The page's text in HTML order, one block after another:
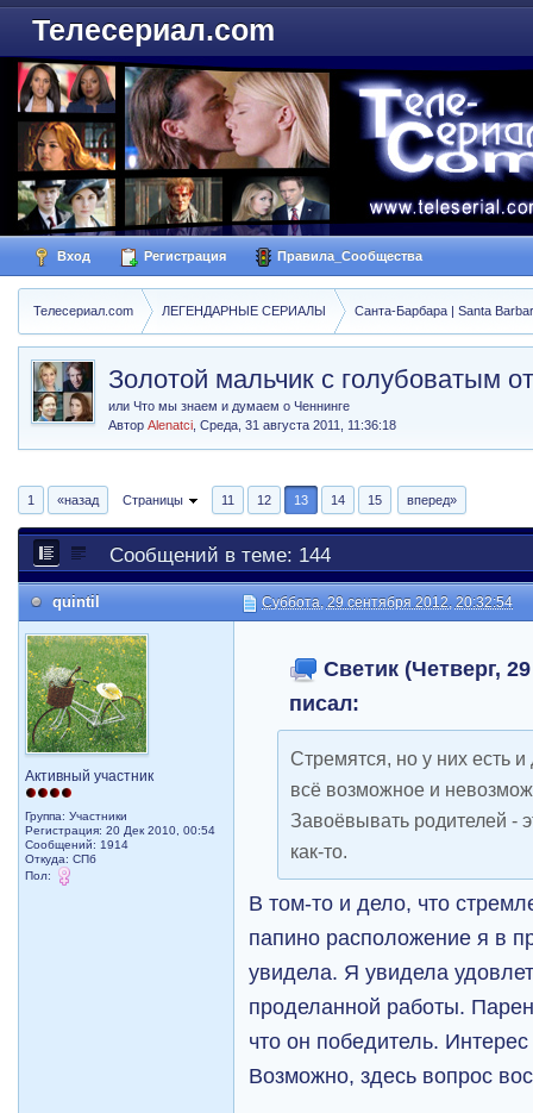
Телесериал.com
Вход Регистрация Правила_Сообщества
Телесериал.com ЛЕГЕНДАРНЫЕ СЕРИАЛЫ Санта-Барбара | Santa
Золотой мальчик с голубоватым
или Что мы знаем и думаем о Ченнинге
АвторAlenatci ,Среда, 31 августа 2011, 11:36:18
1 «назад Страницы 11 12 13 14 15 вперед»
Сообщений в теме: 144
quintil Суббота, 29 сентября 2012, 20:32:54
Активный участник
Группа: Участники
Регистрация: 20 Дек 2010, 00:54
Сообщений: 1914
Откуда: СПб
Пол:
Светик (Четверг,
писал:
Стремятся, но у них есть
всё возможное и
Завоёвывать родителей -
как-то.
В том-то и дело, что
папино расположение я в
увидела. Я увидела
проделанной работы.
что он победитель.
Возможно, здесь вопрос